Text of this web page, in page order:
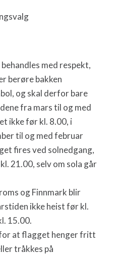
med respekt,
berøre bakken
og skal derfor bare
fra mars til og med
ikke før kl. 8.00, i
til og med februar
fires ved solnedgang,
21.00, selv om sola går
og Finnmark blir
ikke heist før kl.
15.00.
at flagget henger fritt
tråkkes på